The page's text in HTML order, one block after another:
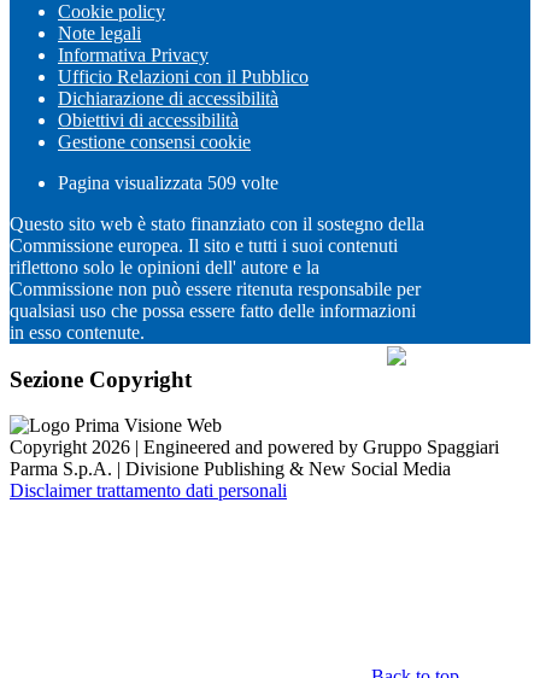
Cookie policy
Note legali
Informativa Privacy
Ufficio Relazioni con il Pubblico
Dichiarazione di accessibilità
Obiettivi di accessibilità
Gestione consensi cookie
Pagina visualizzata 509 volte
Questo sito web è stato finanziato con il sostegno della
Commissione europea. Il sito e tutti i suoi contenuti
riflettono solo le opinioni dell' autore e la
Commissione non può essere ritenuta responsabile per
qualsiasi uso che possa essere fatto delle informazioni
in esso contenute.
Sezione Copyright
Copyright 2026 | Engineered and powered by Gruppo Spaggiari
Parma S.p.A. | Divisione Publishing & New Social Media
Disclaimer trattamento dati personali